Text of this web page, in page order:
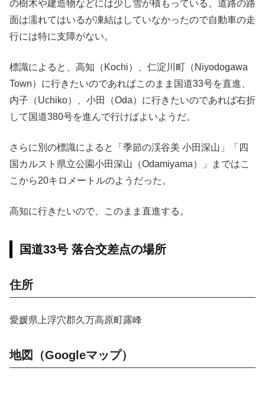
の樹木や建造物などには少し雪が積もっている。道路の路
面は濡れてはいるが凍結はしていなかったので自動車の走
行には特に支障がない。
標識によると、高知（Kochi）、仁淀川町（Niyodogawa
Town）に行きたいのであればこのまま国道33号を直進、
内子（Uchiko）、小田（Oda）に行きたいのであれば右折
して国道380号を進んで行けばよいようだ。
さらに別の標識によると「季節の渓谷美 小田深山」「四
国カルスト県立公園小田深山（Odamiyama）」まではこ
こから20キロメートルのようだった。
高知に行きたいので、このまま直進する。
国道33号 落合交差点の場所
住所
愛媛県上浮穴郡久万高原町露峰
地図（Googleマップ）